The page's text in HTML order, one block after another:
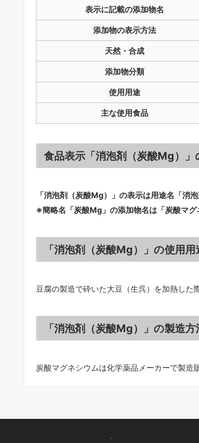
表示に記載の添加物名
添加物の表示方法
天然・合成
添加物分類
使用用途
主な使用食品
食品表示「消泡剤（炭酸Mg）」
「消泡剤（炭酸Mg）」の表示は用途名「消
※簡略名「炭酸Mg」の添加物名は「炭酸マグ
「消泡剤（炭酸Mg）」の使用用
豆腐の製造で砕いた大豆（生呉）を加熱した
「消泡剤（炭酸Mg）」の製造
炭酸マグネシウムは化学薬品メーカーで製造